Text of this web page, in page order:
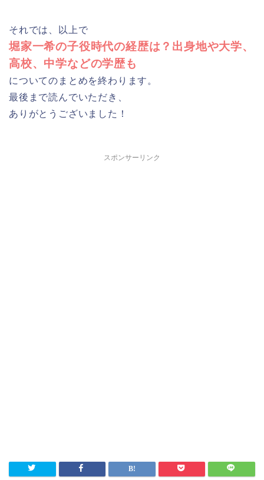
それでは、以上で
堀家一希の子役時代の経歴は？出身地や大学、
高校、中学などの学歴も
についてのまとめを終わります。
最後まで読んでいただき、
ありがとうございました！
スポンサーリンク